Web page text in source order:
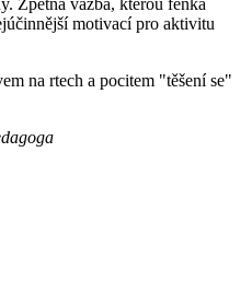
motivací pro aktivitu
na rtech a pocitem "těšení se"